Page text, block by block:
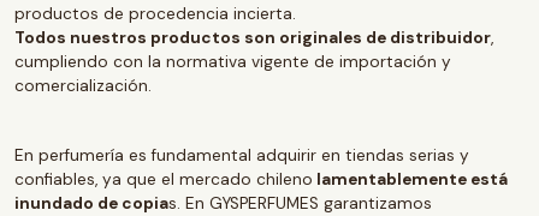
productos de procedencia incierta.
Todos nuestros productos son originales de distribuidor,
cumpliendo con la normativa vigente de importación y
comercialización.
En perfumería es fundamental adquirir en tiendas serias y
confiables, ya que el mercado chileno lamentablemente está
inundado de copias. En GYSPERFUMES garantizamos